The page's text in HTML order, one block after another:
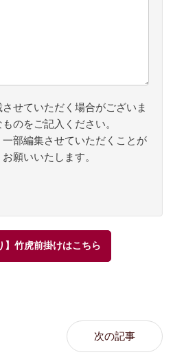
せていただく場合がございま
のをご記入ください。
部編集させていただくことが
願いいたします。
】竹虎前掛けはこちら
次の記事